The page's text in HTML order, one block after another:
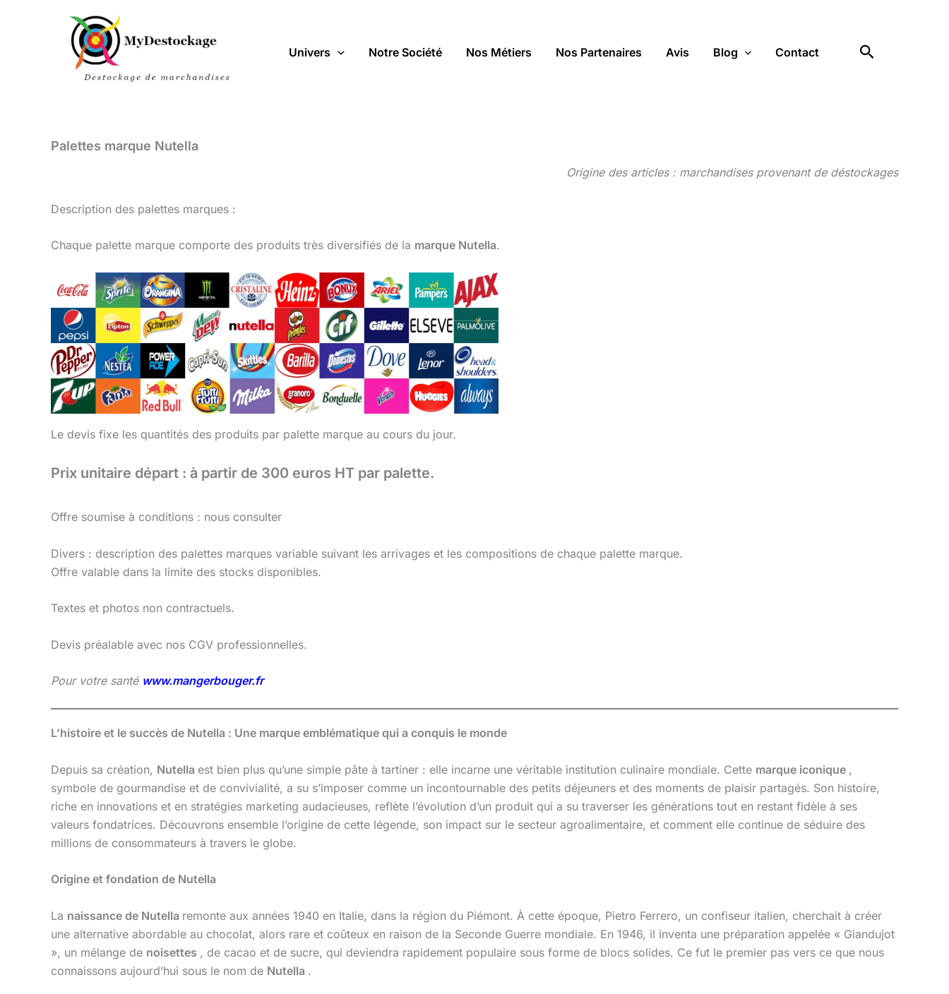
Univers Notre Société Nos Métiers Nos Partenaires Avis Blog Contact Rechercher
Palettes marque Nutella
Origine des articles : marchandises provenant de déstockages
Description des palettes marques :
Chaque palette marque comporte des produits très diversifiés de la marque Nutella.
Le devis fixe les quantités des produits par palette marque au cours du jour.
Prix unitaire départ : à partir de 300 euros HT par palette.
Offre soumise à conditions : nous consulter
Divers : description des palettes marques variable suivant les arrivages et les compositions de chaque palette marque.
Offre valable dans la limite des stocks disponibles.
Textes et photos non contractuels.
Devis préalable avec nos CGV professionnelles.
Pour votre santé www.mangerbouger.fr
L’histoire et le succès de Nutella : Une marque emblématique qui a conquis le monde
Depuis sa création, Nutella est bien plus qu’une simple pâte à tartiner : elle incarne une véritable institution culinaire mondiale. Cette marque iconique ,
symbole de gourmandise et de convivialité, a su s’imposer comme un incontournable des petits déjeuners et des moments de plaisir partagés. Son histoire,
riche en innovations et en stratégies marketing audacieuses, reflète l’évolution d’un produit qui a su traverser les générations tout en restant fidèle à ses
valeurs fondatrices. Découvrons ensemble l’origine de cette légende, son impact sur le secteur agroalimentaire, et comment elle continue de séduire des
millions de consommateurs à travers le globe.
Origine et fondation de Nutella
La naissance de Nutella remonte aux années 1940 en Italie, dans la région du Piémont. À cette époque, Pietro Ferrero, un confiseur italien, cherchait à créer
une alternative abordable au chocolat, alors rare et coûteux en raison de la Seconde Guerre mondiale. En 1946, il inventa une préparation appelée « Giandujot
», un mélange de noisettes , de cacao et de sucre, qui deviendra rapidement populaire sous forme de blocs solides. Ce fut le premier pas vers ce que nous
connaissons aujourd’hui sous le nom de Nutella .